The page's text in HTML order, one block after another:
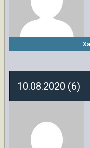
10.08.2020 (6)